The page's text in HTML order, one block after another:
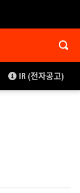
IR (전자공고)